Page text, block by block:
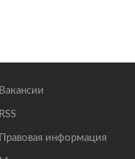
Вакансии
RSS
Правовая информация